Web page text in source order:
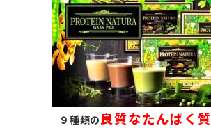
９種類の良質なたんぱく質